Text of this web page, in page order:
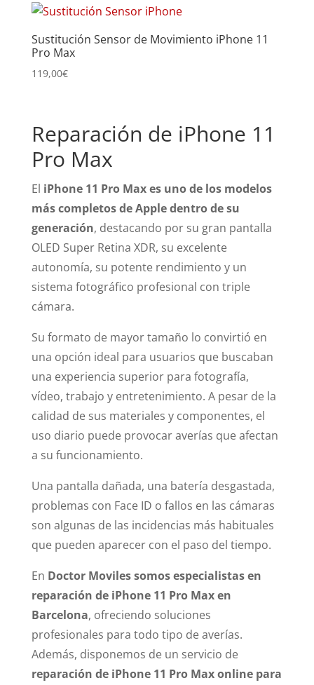
Sustitución Sensor de Movimiento iPhone 11
Pro Max
119,00€
Reparación de iPhone 11
Pro Max
El iPhone 11 Pro Max es uno de los modelos
más completos de Apple dentro de su
generación, destacando por su gran pantalla
OLED Super Retina XDR, su excelente
autonomía, su potente rendimiento y un
sistema fotográfico profesional con triple
cámara.
Su formato de mayor tamaño lo convirtió en
una opción ideal para usuarios que buscaban
una experiencia superior para fotografía,
vídeo, trabajo y entretenimiento. A pesar de la
calidad de sus materiales y componentes, el
uso diario puede provocar averías que afectan
a su funcionamiento.
Una pantalla dañada, una batería desgastada,
problemas con Face ID o fallos en las cámaras
son algunas de las incidencias más habituales
que pueden aparecer con el paso del tiempo.
En Doctor Moviles somos especialistas en
reparación de iPhone 11 Pro Max en
Barcelona, ofreciendo soluciones
profesionales para todo tipo de averías.
Además, disponemos de un servicio de
reparación de iPhone 11 Pro Max online para